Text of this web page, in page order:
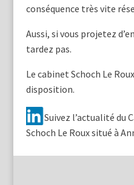
conséquence très vite
Aussi, si vous projetez
tardez pas.
Le cabinet Schoch Le
disposition.
Suivez l’actualité du
Schoch Le Roux situé à